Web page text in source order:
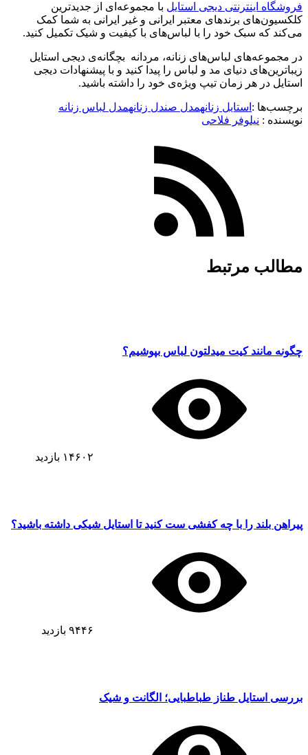
فروشگاه اینترنتی دیجی استایل با مجموعه‌ای از جدیدترین
کلکسیون‌های برندهای معتبر ایرانی و غیر ایرانی به شما کمک
می‌کند که سبک خود را با لباس‌های با کیفیت و شیک تکمیل کنید.
در مجموعه‌های لباس‌های زنانه، مردانه بچگانه‌ی دیجی استایل
زیباترین‌های دنیای مد و لباس را پیدا کنید و با پیشنهادات دیجی
استایل در هر زمان تیپ ویژه‌ی خود را داشته باشید.
برچسب‌ها : استایل زنانهمدل صندل زنانهمدل لباس زنانه
نویسنده :‌ نیلوفر فلاحی
مطالب مرتبط
چگونه مانند کیت میدلتون لباس بپوشیم؟
۱۴۶۰۲ بازدید
پیراهن بلند را با چه کفشی ست کنید تا استایل شیکی داشته باشید؟
۹۴۴۶ بازدید
بررسی استایل طناز طباطبایی؛ الگانت و شیک